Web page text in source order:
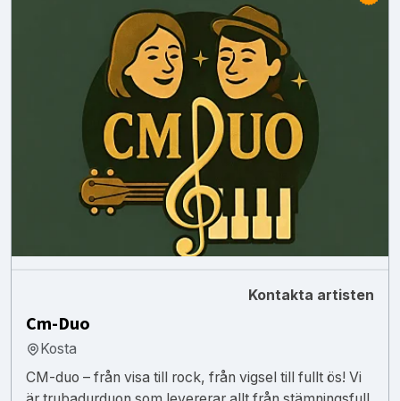
Kontakta artisten
Cm-Duo
Kosta
CM-duo – från visa till rock, från vigsel till fullt ös! Vi